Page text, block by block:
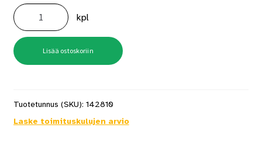
Väliovenpainike
Amsterdam
magneettilukolle
F69
harjattu
RST
määrä
kpl
Lisää ostoskoriin
Tuotetunnus (SKU): 142810
Laske toimituskulujen arvio